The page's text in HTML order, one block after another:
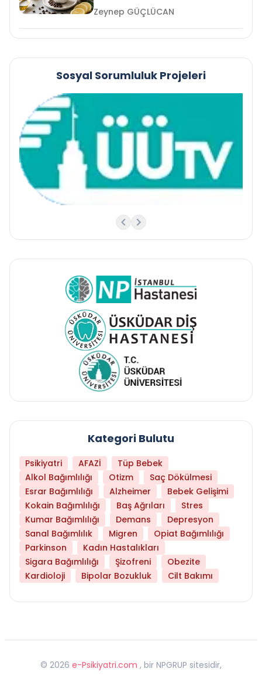
Zeynep GÜÇLÜCAN
Sosyal Sorumluluk Projeleri
Kategori Bulutu
Psikiyatri AFAZİ
Tüp Bebek
Alkol Bağımlılığı
Otizm
Saç Dökülmesi
Esrar Bağımlılığı
Alzheimer
Bebek Gelişimi
Kokain Bağımlılığı
Baş Ağrıları
Stres
Kumar Bağımlılığı
Demans
Depresyon
Sanal Bağımlılık
Migren
Opiat Bağımlılığı
Parkinson
Kadın Hastalıkları
Sigara Bağımlılığı
Şizofreni
Obezite
Kardioloji
Bipolar Bozukluk Cilt Bakımı
© 2026 e-Psikiyatri.com , bir NPGRUP sitesidir,